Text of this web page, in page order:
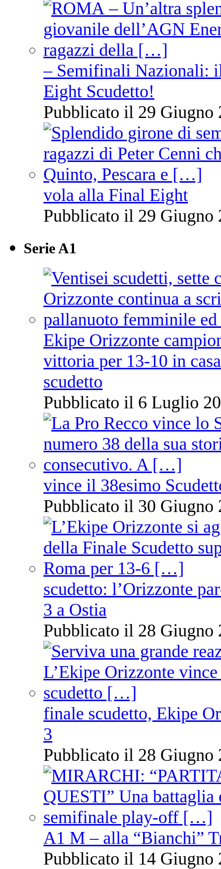
– Semifinali Nazionali:
Eight Scudetto!
Pubblicato il 29 Giugno
vola alla Final Eight
Pubblicato il 29 Giugno
Serie A1
Ekipe Orizzonte
vittoria per 13-10 in
scudetto
Pubblicato il 6 Luglio
vince il 38esimo
Pubblicato il 30 Giugno
scudetto: l’Orizzonte
3 a Ostia
Pubblicato il 28 Giugno
finale scudetto, Ekipe
3
Pubblicato il 28 Giugno
A1 M – alla “Bianchi”
Pubblicato il 14 Giugno